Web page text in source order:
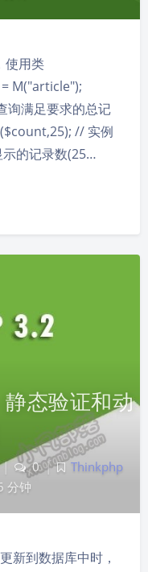
使用类
M("article");
满足要求的总记
// 实例
的记录数(25…
态验证和动
| 0 |
Thinkphp
分钟
新到数据库中时，